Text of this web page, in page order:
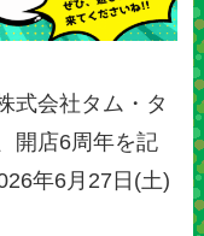
式会社タム・タ
開店6周年を記
年6月27日(土)